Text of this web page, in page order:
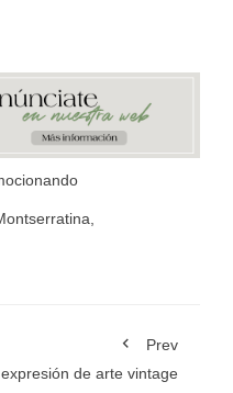
Prev
de arte vintage